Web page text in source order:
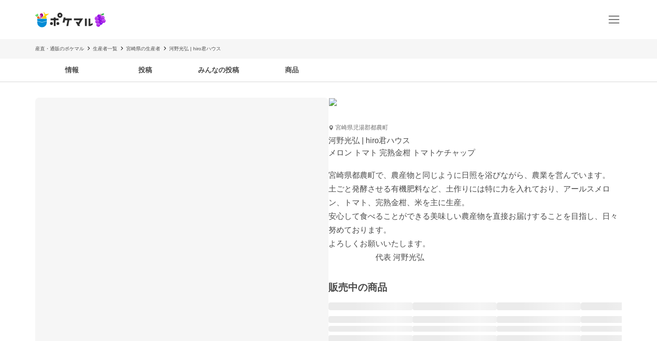
産直・通販のポケマル 生産者一覧 宮崎県の生産者 河野光弘 | hiro君ハウス
情報 投稿 みんなの投稿 商品
宮崎県児湯郡都農町
河野光弘 | hiro君ハウス
メロン トマト 完熟金柑 トマトケチャップ
宮崎県都農町で、農産物と同じように日照を浴びながら、農業を営んでいます。
土ごと発酵させる有機肥料など、土作りには特に力を入れており、アールスメロ
ン、トマト、完熟金柑、米を主に生産。
安心して食べることができる美味しい農産物を直接お届けすることを目指し、日々
努めております。
よろしくお願いいたします。
                        代表 河野光弘
販売中の商品